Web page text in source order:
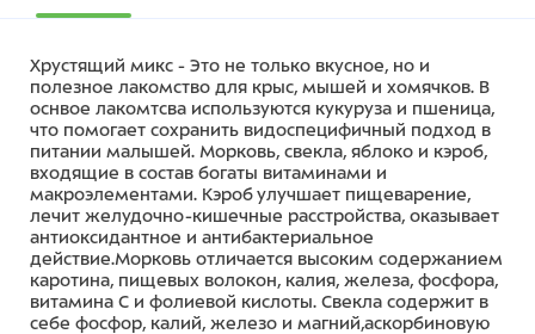
Хрустящий микс - Это не только вкусное, но и
полезное лакомство для крыс, мышей и хомячков. В
оснвое лакомтсва используются кукуруза и пшеница,
что помогает сохранить видоспецифичный подход в
питании малышей. Морковь, свекла, яблоко и кэроб,
входящие в состав богаты витаминами и
макроэлементами. Кэроб улучшает пищеварение,
лечит желудочно-кишечные расстройства, оказывает
антиоксидантное и антибактериальное
действие.Морковь отличается высоким содержанием
каротина, пищевых волокон, калия, железа, фосфора,
витамина С и фолиевой кислоты. Свекла содержит в
себе фосфор, калий, железо и магний,аскорбиновую